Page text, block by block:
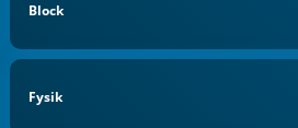
Block
Fysik